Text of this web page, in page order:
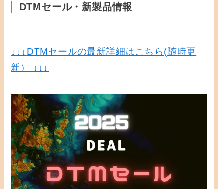
DTMセール・新製品情報
↓↓↓ DTMセールの最新詳細はこちら(随時更
新） ↓↓↓